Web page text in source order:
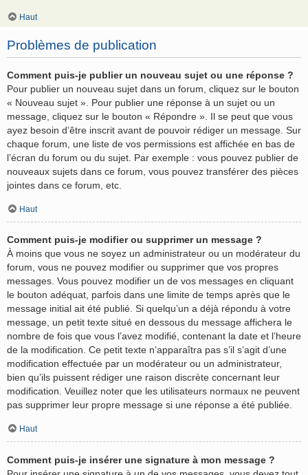
Haut
Problèmes de publication
Comment puis-je publier un nouveau sujet ou une réponse ?
Pour publier un nouveau sujet dans un forum, cliquez sur le bouton
« Nouveau sujet ». Pour publier une réponse à un sujet ou un
message, cliquez sur le bouton « Répondre ». Il se peut que vous
ayez besoin d’être inscrit avant de pouvoir rédiger un message. Sur
chaque forum, une liste de vos permissions est affichée en bas de
l’écran du forum ou du sujet. Par exemple : vous pouvez publier de
nouveaux sujets dans ce forum, vous pouvez transférer des pièces
jointes dans ce forum, etc.
Haut
Comment puis-je modifier ou supprimer un message ?
À moins que vous ne soyez un administrateur ou un modérateur du
forum, vous ne pouvez modifier ou supprimer que vos propres
messages. Vous pouvez modifier un de vos messages en cliquant
le bouton adéquat, parfois dans une limite de temps après que le
message initial ait été publié. Si quelqu’un a déjà répondu à votre
message, un petit texte situé en dessous du message affichera le
nombre de fois que vous l’avez modifié, contenant la date et l’heure
de la modification. Ce petit texte n’apparaîtra pas s’il s’agit d’une
modification effectuée par un modérateur ou un administrateur,
bien qu’ils puissent rédiger une raison discrète concernant leur
modification. Veuillez noter que les utilisateurs normaux ne peuvent
pas supprimer leur propre message si une réponse a été publiée.
Haut
Comment puis-je insérer une signature à mon message ?